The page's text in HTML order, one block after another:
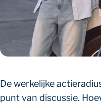
De werkelijke
punt van discussie.